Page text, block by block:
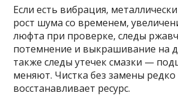
Если есть вибрация,
рост шума со временем,
люфта при проверке, следы
потемнение и выкрашивание на
также следы утечек смазки —
меняют. Чистка без замены редко
восстанавливает ресурс.